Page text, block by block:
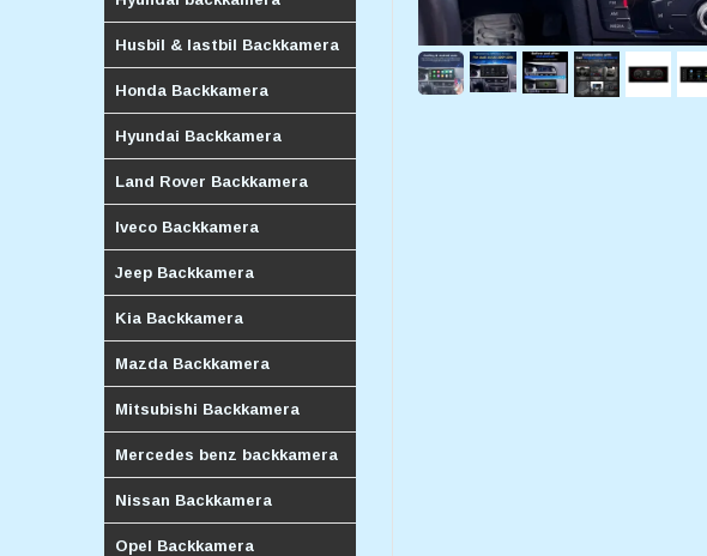
Husbil & lastbil Backkamera
Honda Backkamera
Hyundai Backkamera
Land Rover Backkamera
Iveco Backkamera
Jeep Backkamera
Kia Backkamera
Mazda Backkamera
Mitsubishi Backkamera
Mercedes benz backkamera
Nissan Backkamera
Opel Backkamera